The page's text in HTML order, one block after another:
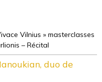
Vilnius » masterclasses
– Récital
duo de